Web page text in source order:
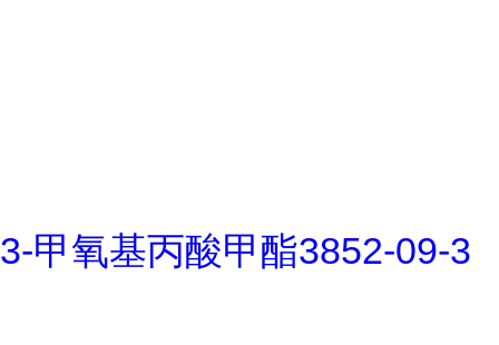
3-甲氧基丙酸甲酯3852-09-3